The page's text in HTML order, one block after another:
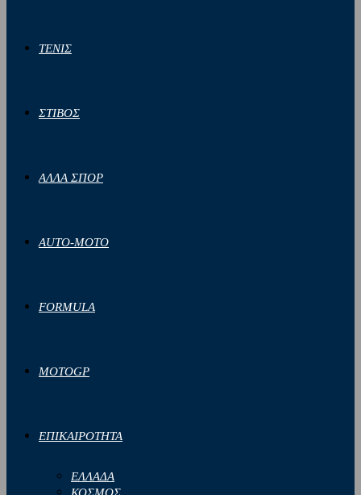
ΤΕΝΙΣ
ΣΤΙΒΟΣ
ΑΛΛΑ ΣΠΟΡ
AUTO-MOTO
FORMULA
MOTOGP
ΕΠΙΚΑΙΡΟΤΗΤΑ
ΕΛΛΑΔΑ